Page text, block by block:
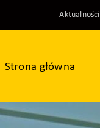
Aktualności
Strona główna